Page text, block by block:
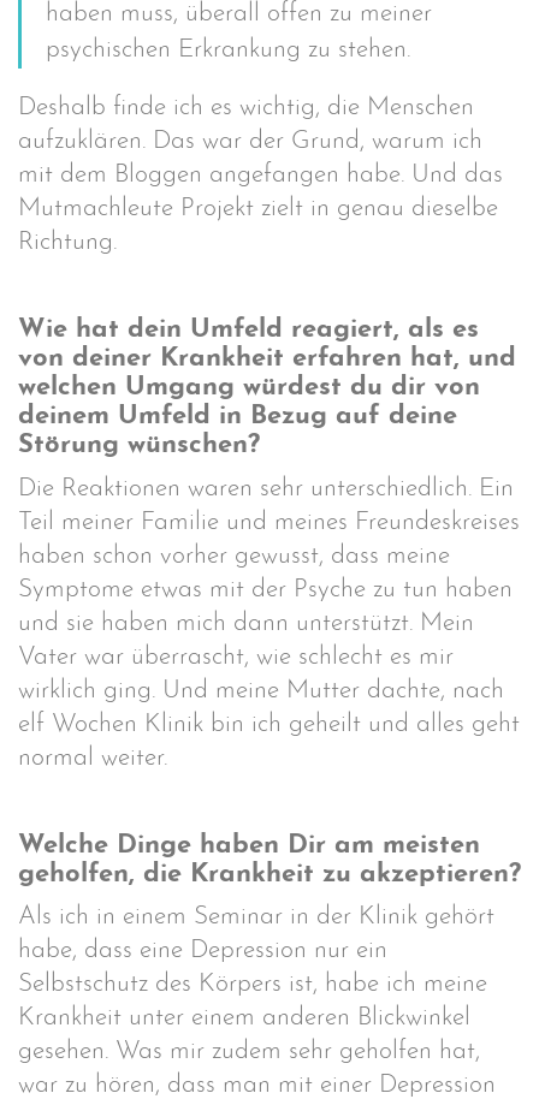
haben muss, überall offen zu meiner
psychischen Erkrankung zu stehen.
Deshalb finde ich es wichtig, die Menschen
aufzuklären. Das war der Grund, warum ich
mit dem Bloggen angefangen habe. Und das
Mutmachleute Projekt zielt in genau dieselbe
Richtung.
Wie hat dein Umfeld reagiert, als es
von deiner Krankheit erfahren hat, und
welchen Umgang würdest du dir von
deinem Umfeld in Bezug auf deine
Störung wünschen?
Die Reaktionen waren sehr unterschiedlich. Ein
Teil meiner Familie und meines Freundeskreises
haben schon vorher gewusst, dass meine
Symptome etwas mit der Psyche zu tun haben
und sie haben mich dann unterstützt. Mein
Vater war überrascht, wie schlecht es mir
wirklich ging. Und meine Mutter dachte, nach
elf Wochen Klinik bin ich geheilt und alles geht
normal weiter.
Welche Dinge haben Dir am meisten
geholfen, die Krankheit zu akzeptieren?
Als ich in einem Seminar in der Klinik gehört
habe, dass eine Depression nur ein
Selbstschutz des Körpers ist, habe ich meine
Krankheit unter einem anderen Blickwinkel
gesehen. Was mir zudem sehr geholfen hat,
war zu hören, dass man mit einer Depression